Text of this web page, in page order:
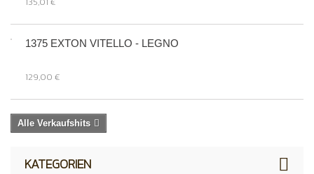
1375 EXTON VITELLO - LEGNO
129,00 €
Alle Verkaufshits
KATEGORIEN